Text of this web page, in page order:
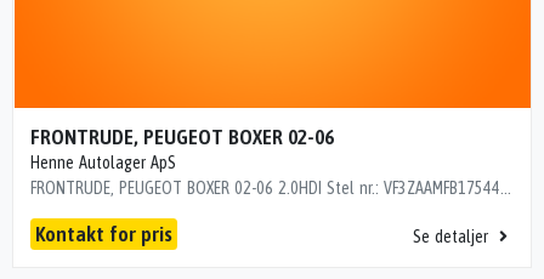
FRONTRUDE, PEUGEOT BOXER 02-06
Henne Autolager ApS
FRONTRUDE, PEUGEOT BOXER 02-06 2.0HDI Stel nr.: VF3ZAAMFB17544574 Årgang: 2005 Del nr.: HK14892 Dito nr.: 55675270 Stamkort nr.: HQ131 183000 km
Kontakt for pris Se detaljer